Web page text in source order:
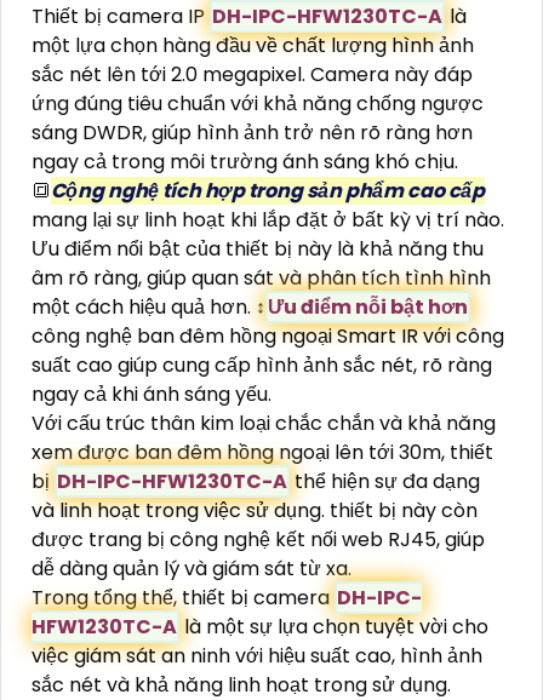
Thiết bị camera IP DH-IPC-HFW1230TC-A là
một lựa chọn hàng đầu về chất lượng hình ảnh
sắc nét lên tới 2.0 megapixel. Camera này đáp
ứng đúng tiêu chuẩn với khả năng chống ngược
sáng DWDR, giúp hình ảnh trở nên rõ ràng hơn
ngay cả trong môi trường ánh sáng khó chịu.
🔳Cộng nghệ tích hợp trong sản phẩm cao cấp
mang lại sự linh hoạt khi lắp đặt ở bất kỳ vị trí nào.
Ưu điểm nổi bật của thiết bị này là khả năng thu
âm rõ ràng, giúp quan sát và phân tích tình hình
một cách hiệu quả hơn. ↕️ Ưu điểm nỗi bật hơn
công nghệ ban đêm hồng ngoại Smart IR với công
suất cao giúp cung cấp hình ảnh sắc nét, rõ ràng
ngay cả khi ánh sáng yếu.
Với cấu trúc thân kim loại chắc chắn và khả năng
xem được ban đêm hồng ngoại lên tới 30m, thiết
bị DH-IPC-HFW1230TC-A thể hiện sự đa dạng
và linh hoạt trong việc sử dụng. thiết bị này còn
được trang bị công nghệ kết nối web RJ45, giúp
dễ dàng quản lý và giám sát từ xa.
Trong tổng thể, thiết bị camera DH-IPC-
HFW1230TC-A là một sự lựa chọn tuyệt vời cho
việc giám sát an ninh với hiệu suất cao, hình ảnh
sắc nét và khả năng linh hoạt trong sử dụng.